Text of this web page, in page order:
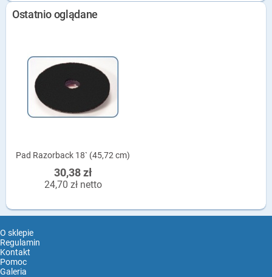
Ostatnio oglądane
Pad Razorback 18` (45,72 cm)
30,38 zł
24,70 zł netto
O sklepie
Regulamin
Kontakt
Pomoc
Galeria